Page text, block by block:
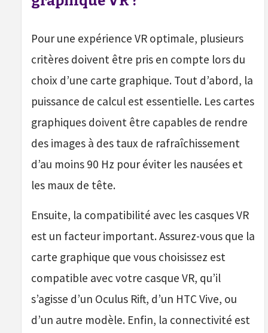
Pour une expérience VR optimale, plusieurs
critères doivent être pris en compte lors du
choix d’une carte graphique. Tout d’abord, la
puissance de calcul est essentielle. Les cartes
graphiques doivent être capables de rendre
des images à des taux de rafraîchissement
d’au moins 90 Hz pour éviter les nausées et
les maux de tête.
Ensuite, la compatibilité avec les casques VR
est un facteur important. Assurez-vous que la
carte graphique que vous choisissez est
compatible avec votre casque VR, qu’il
s’agisse d’un Oculus Rift, d’un HTC Vive, ou
d’un autre modèle. Enfin, la connectivité est